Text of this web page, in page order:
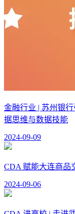
金融行业 | 苏州银
据思维与数据技能
2024-09-09
CDA 赋能大连商品
2024-09-06